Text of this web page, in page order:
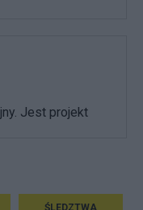
Jest projekt
ŚLEDZTWA